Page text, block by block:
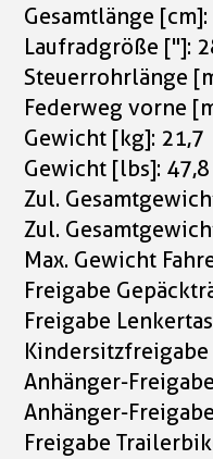
Gesamtlänge
Laufradgröße ["]:
Steuerrohrlänge
Federweg vorne
Gewicht [kg]: 21,7
Gewicht [lbs]: 47,8
Zul.
Zul.
Max. Gewicht
Freigabe
Freigabe
Kindersitzfreigabe
Anhänger-
Anhänger-
Freigabe